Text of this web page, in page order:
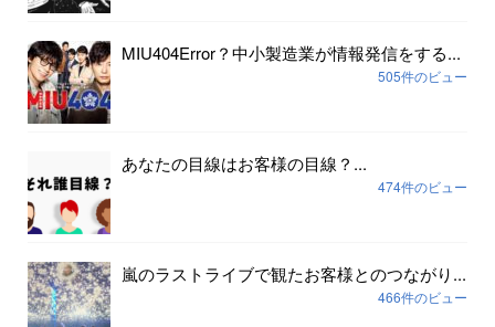
MIU404Error？中小製造業が情報発信をする...
505件のビュー
あなたの目線はお客様の目線？...
474件のビュー
嵐のラストライブで観たお客様とのつながり...
466件のビュー